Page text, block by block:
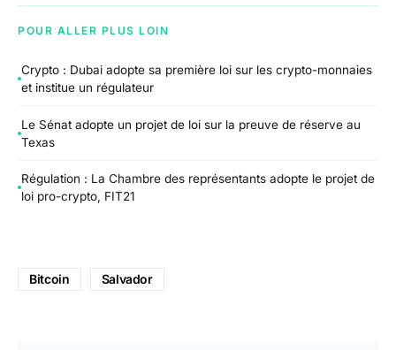
POUR ALLER PLUS LOIN
Crypto : Dubai adopte sa première loi sur les crypto-monnaies
et institue un régulateur
Le Sénat adopte un projet de loi sur la preuve de réserve au
Texas
Régulation : La Chambre des représentants adopte le projet de
loi pro-crypto, FIT21
Bitcoin Salvador